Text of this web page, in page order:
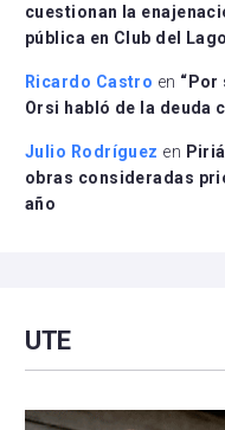
cuestionan la
pública en Club del Lago
Ricardo Castro en “Por
Orsi habló de la deuda
Julio Rodríguez en
obras consideradas
año
UTE